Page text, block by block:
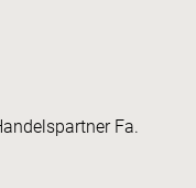
Fa.